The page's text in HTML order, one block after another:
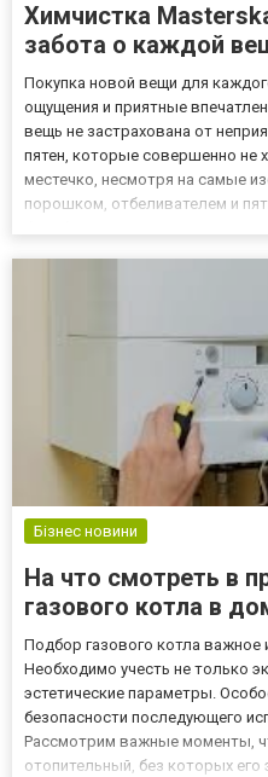
Химчистка
забота о каждой
Покупка новой вещи для
ощущения и приятные
вещь не застрахована от
пятен, которые совершенно не
местечко, несмотря на самые
порошком, отбеливателем и
Бізнес новини
На что смотреть в
газового котла в
Подбор газового котла важное
Необходимо учесть не только
эстетические параметры.
безопасности последующего
Рассмотрим важные моменты,
отопительный, без которых его